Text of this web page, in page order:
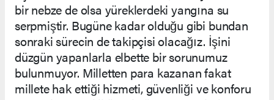
bir nebze de olsa yüreklerdeki yangına su
serpmiştir. Bugüne kadar olduğu gibi bundan
sonraki sürecin de takipçisi olacağız. İşini
düzgün yapanlarla elbette bir sorunumuz
bulunmuyor. Milletten para kazanan fakat
millete hak ettiği hizmeti, güvenliği ve konforu